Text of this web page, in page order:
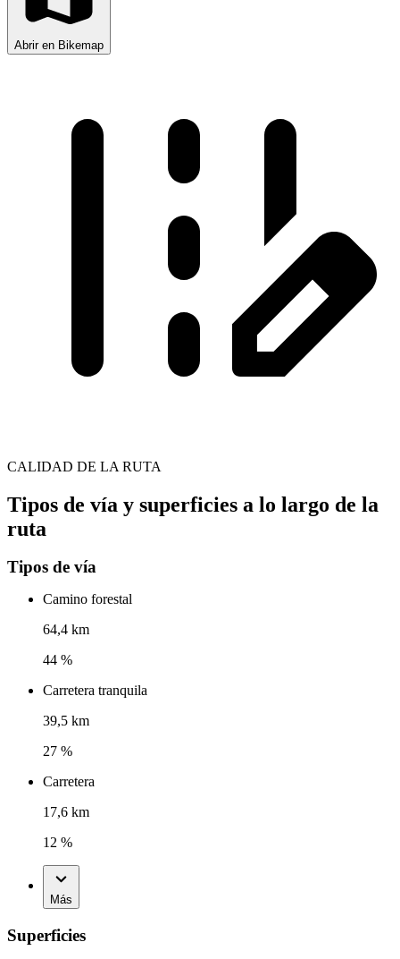
Abrir en Bikemap
CALIDAD DE LA RUTA
Tipos de vía y superficies a lo largo de la
ruta
Tipos de vía
Camino forestal
64,4 km
44 %
Carretera tranquila
39,5 km
27 %
Carretera
17,6 km
12 %
Más
Superficies